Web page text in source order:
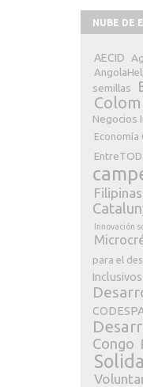
NUBE DE
AECID
semillas
Negocios
Economía
Filipinas
Innovación
para el
Inclusivos
Congo